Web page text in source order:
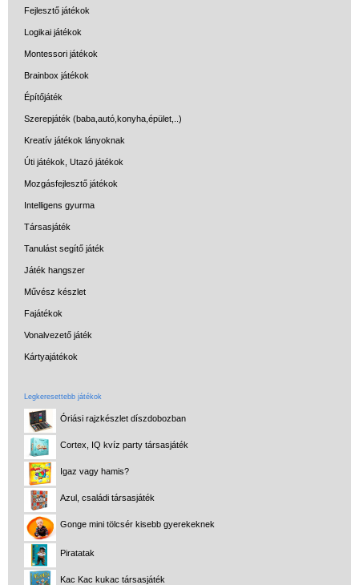
Fejlesztő játékok
Logikai játékok
Montessori játékok
Brainbox játékok
Építőjáték
Szerepjáték (baba,autó,konyha,épület,..)
Kreatív játékok lányoknak
Úti játékok, Utazó játékok
Mozgásfejlesztő játékok
Intelligens gyurma
Társasjáték
Tanulást segítő játék
Játék hangszer
Művész készlet
Fajátékok
Vonalvezető játék
Kártyajátékok
Legkeresettebb játékok
Óriási rajzkészlet díszdobozban
Cortex, IQ kvíz party társasjáték
Igaz vagy hamis?
Azul, családi társasjáték
Gonge mini tölcsér kisebb gyerekeknek
Piratatak
Kac Kac kukac társasjáték